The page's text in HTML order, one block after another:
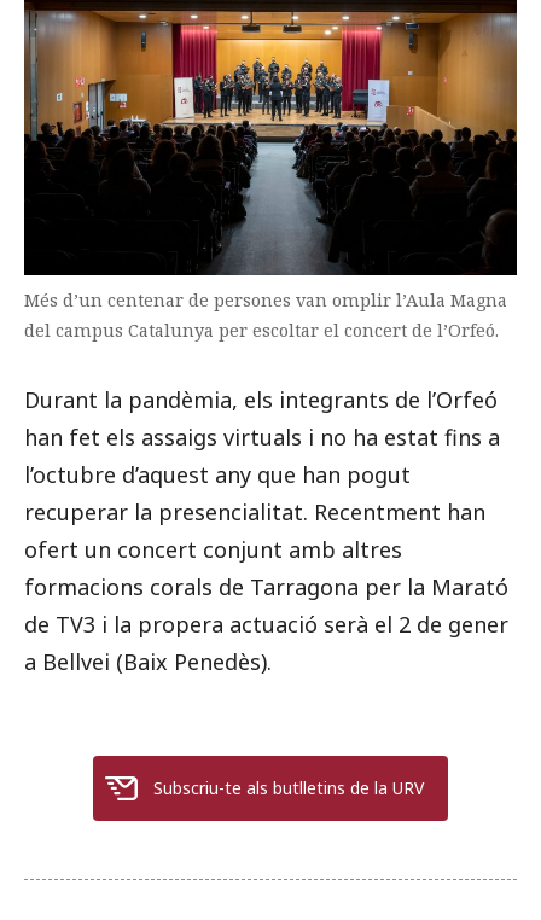
Més d’un centenar de persones van omplir l’Aula Magna
del campus Catalunya per escoltar el concert de l’Orfeó.
Durant la pandèmia, els integrants de l’Orfeó
han fet els assaigs virtuals i no ha estat fins a
l’octubre d’aquest any que han pogut
recuperar la presencialitat. Recentment han
ofert un concert conjunt amb altres
formacions corals de Tarragona per la Marató
de TV3 i la propera actuació serà el 2 de gener
a Bellvei (Baix Penedès).
Subscriu-te als butlletins de la URV